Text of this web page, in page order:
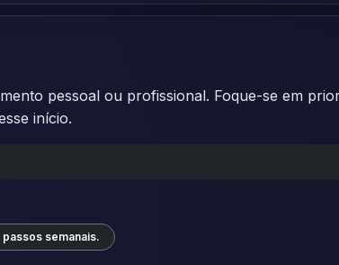
pessoal ou profissional. Foque-se em
início.
semanais.